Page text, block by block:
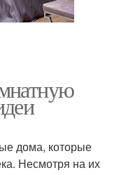
дома, которые
Несмотря на их